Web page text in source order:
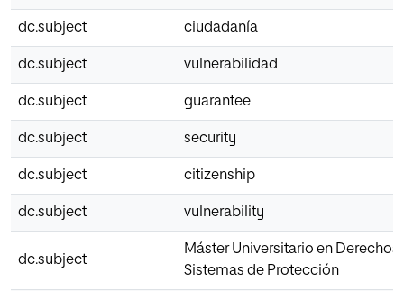
dc.subject ciudadanía
dc.subject vulnerabilidad
dc.subject guarantee
dc.subject security
dc.subject citizenship
dc.subject vulnerability
dc.subject
Máster Universitario en Derechos
Sistemas de Protección